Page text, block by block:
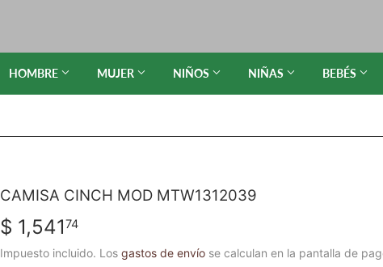
HOMBRE MUJER NIÑOS NIÑAS BEBÉS
CAMISA CINCH MOD MTW1312039
$ 1,54174
1,541.74
Impuesto incluido. Los gastos de envío se calculan en la pantalla de